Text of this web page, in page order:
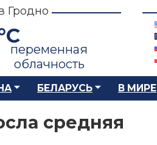
Гродно
переменная
облачность
БЕЛАРУСЬ В МИРЕ
средняя